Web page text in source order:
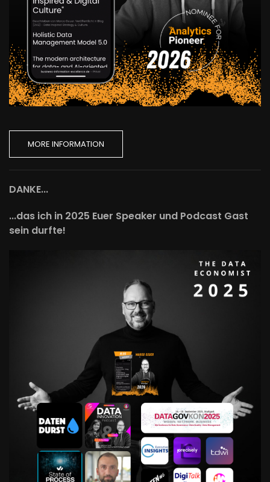
MORE INFORMATION
DANKE...
...das ich in 2025 Euer Speaker und Podcast Gast
sein durfte!